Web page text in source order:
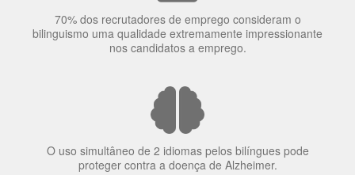
bilinguismo uma qualidade extremamente impressionante
nos candidatos a emprego.
O uso simultâneo de 2 idiomas pelos bilíngues pode
proteger contra a doença de Alzheimer.